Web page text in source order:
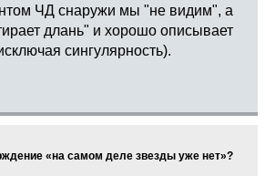
ЧД снаружи мы "не видим", а
длань" и хорошо описывает
сингулярность).
«на самом деле звезды уже нет»?